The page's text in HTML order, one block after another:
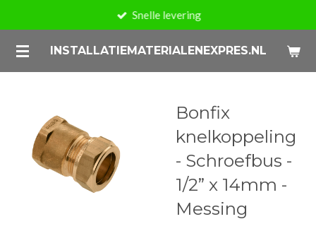
naar
de
INSTALLATIEMATERIALENEXPRES.NL
Snelle levering
Bonfix
knelkoppeling
- Schroefbus -
1/2” x 14mm -
Messing